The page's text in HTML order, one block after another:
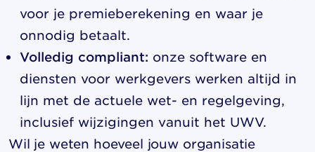
voor je premieberekening en waar je
onnodig betaalt.
Volledig compliant: onze software en
diensten voor werkgevers werken altijd in
lijn met de actuele wet- en regelgeving,
inclusief wijzigingen vanuit het UWV.
Wil je weten hoeveel jouw organisatie